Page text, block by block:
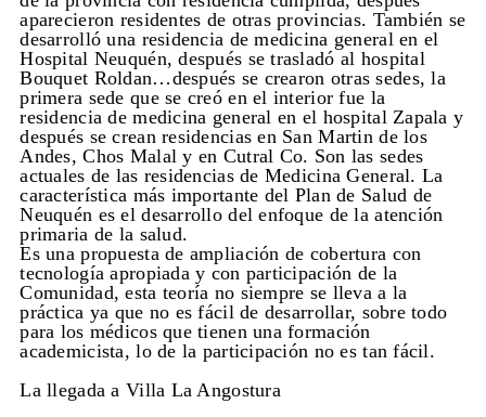
aparecieron residentes de otras provincias. También se
desarrolló una residencia de medicina general en el
Hospital Neuquén, después se trasladó al hospital
Bouquet Roldan…después se crearon otras sedes, la
primera sede que se creó en el interior fue la
residencia de medicina general en el hospital Zapala y
después se crean residencias en San Martin de los
Andes, Chos Malal y en Cutral Co. Son las sedes
actuales de las residencias de Medicina General. La
característica más importante del Plan de Salud de
Neuquén es el desarrollo del enfoque de la atención
primaria de la salud.
Es una propuesta de ampliación de cobertura con
tecnología apropiada y con participación de la
Comunidad, esta teoría no siempre se lleva a la
práctica ya que no es fácil de desarrollar, sobre todo
para los médicos que tienen una formación
academicista, lo de la participación no es tan fácil.
La llegada a Villa La Angostura